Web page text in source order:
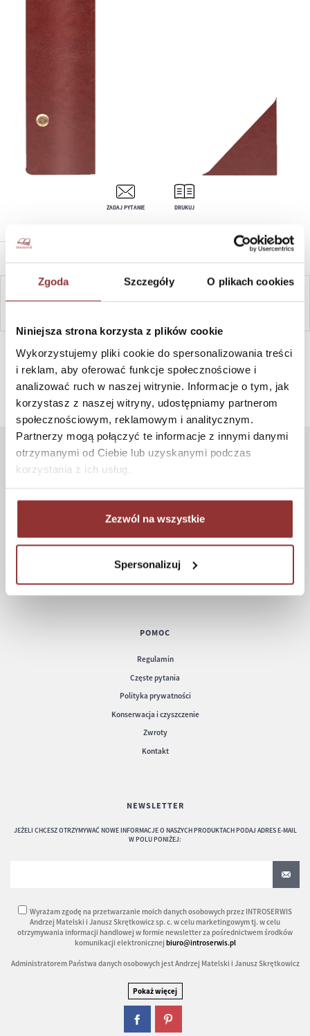
Zgoda Szczegóły O plikach cookies
Niniejsza strona korzysta z plików cookie
Wykorzystujemy pliki cookie do spersonalizowania treści
i reklam, aby oferować funkcje społecznościowe i
analizować ruch w naszej witrynie. Informacje o tym, jak
korzystasz z naszej witryny, udostępniamy partnerom
społecznościowym, reklamowym i analitycznym.
Partnerzy mogą połączyć te informacje z innymi danymi
otrzymanymi od Ciebie lub uzyskanymi podczas
korzystania z ich usług.
Zezwól na wszystkie
Spersonalizuj
ZADAJ PYTANIE DRUKUJ
381 865
Koszt dostawy
Informacje techniczne
POMOC
Regulamin
Częste pytania
Polityka prywatności
Konserwacja i czyszczenie
Zwroty
Kontakt
NEWSLETTER
JEŻELI CHCESZ OTRZYMYWAĆ NOWE INFORMACJE O NASZYCH PRODUKTACH PODAJ ADRES E-MAIL
W POLU PONIŻEJ:
Wyrażam zgodę na przetwarzanie moich danych osobowych przez INTROSERWIS
Andrzej Matelski i Janusz Skrętkowicz sp. c. w celu marketingowym tj. w celu
otrzymywania informacji handlowej w formie newsletter za pośrednictwem środków
komunikacji elektronicznej biuro@introserwis.pl
Administratorem Państwa danych osobowych jest Andrzej Matelski i Janusz Skrętkowicz